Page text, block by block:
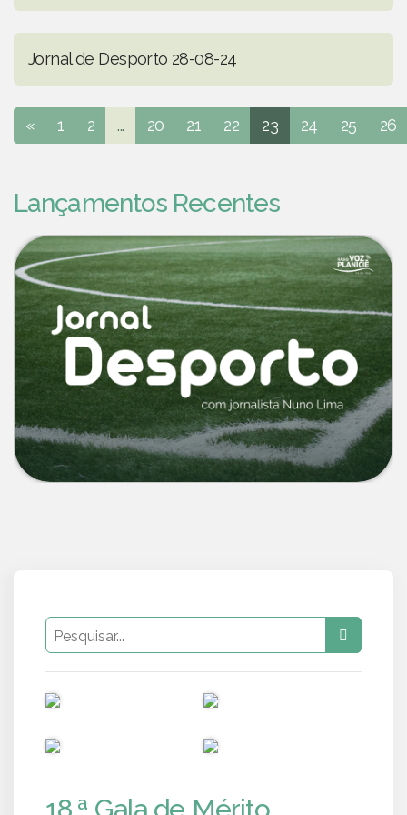
Jornal de Desporto 28-08-24
« 1 2 ... 20 21 22 23 24 25 26
Lançamentos Recentes